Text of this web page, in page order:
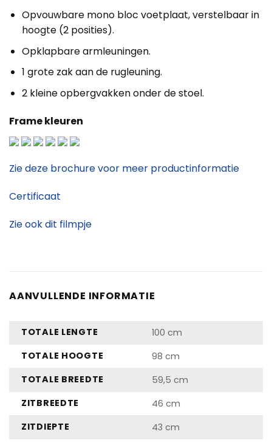
Opvouwbare mono bloc voetplaat, verstelbaar in
hoogte (2 posities).
Opklapbare armleuningen.
1 grote zak aan de rugleuning.
2 kleine opbergvakken onder de stoel.
Frame kleuren
Zie deze brochure voor meer productinformatie
Certificaat
Zie ook dit filmpje
AANVULLENDE INFORMATIE
TOTALE LENGTE
100 cm
TOTALE HOOGTE
98 cm
TOTALE BREEDTE
59,5 cm
ZITBREEDTE
46 cm
ZITDIEPTE
43 cm